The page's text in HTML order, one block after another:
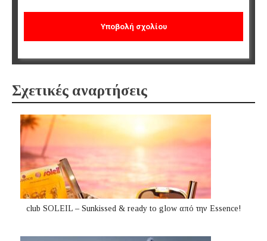
Σχετικές αναρτήσεις
club SOLEIL – Sunkissed & ready to glow από την Essence!